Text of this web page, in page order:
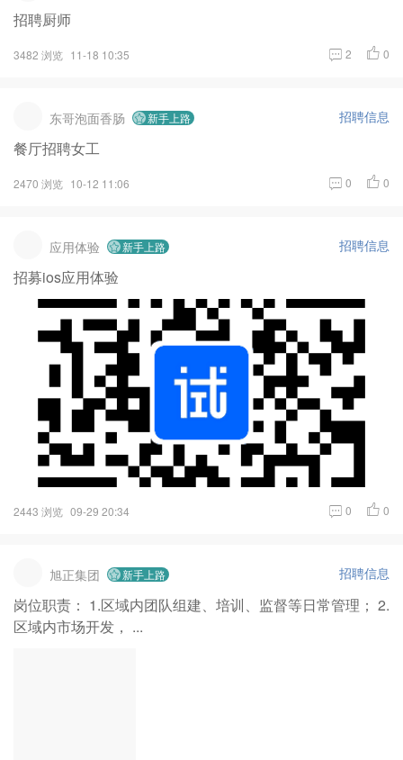
招聘厨师
3482 浏览 11-18 10:35 2 0
东哥泡面香肠 新手上路 招聘信息
餐厅招聘女工
2470 浏览 10-12 11:06 0 0
应用体验 新手上路 招聘信息
招募ios应用体验
2443 浏览 09-29 20:34 0 0
旭正集团 新手上路 招聘信息
岗位职责： 1.区域内团队组建、培训、监督等日常管理； 2.
区域内市场开发， ...